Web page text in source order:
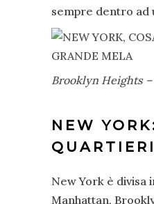
sempre dentro ad
Brooklyn Heights
NEW
QUARTIERI
New York è divisa
Manhattan,